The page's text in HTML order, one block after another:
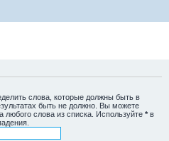
слова, которые должны быть в
быть не должно. Вы можете
любого слова из списка. Используйте * в